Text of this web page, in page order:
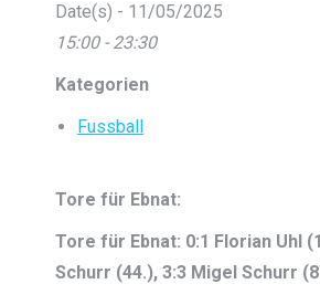
Date(s) - 11/05/2025
15:00 - 23:30
Kategorien
Fussball
Tore für Ebnat:
Tore für Ebnat: 0:1 Florian Uhl
Schurr (44.), 3:3 Migel Schurr